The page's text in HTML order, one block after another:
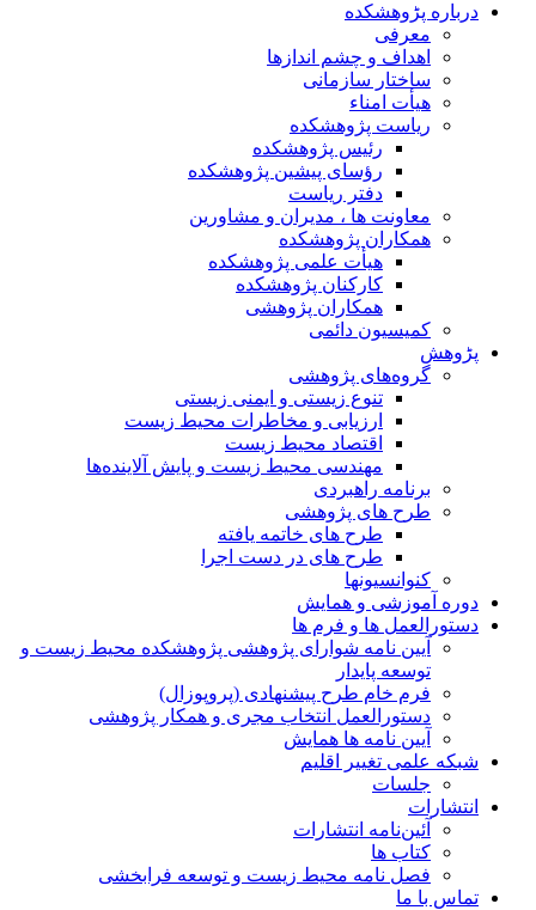
درباره پڑوهشکده
معرفی
اهداف و چشم اندازها
ساختار سازمانی
هیأت امناء
ریاست پژوهشکده
رئیس پژوهشکده
رؤسای پیشین پژوهشکده
دفتر ریاست
معاونت ها ، مدیران و مشاورین
همکاران پژوهشکده
هیأت علمی پژوهشکده
کارکنان پژوهشکده
همکاران پژوهشی
کمیسیون دائمی
پڑوهش
گروه‌های پژوهشی
تنوع زیستی و ایمنی زیستی
ارزیابی و مخاطرات محیط زیست
اقتصاد محیط زیست
مهندسی محیط زیست و پایش آلاینده‌ها
برنامه راهبردی
طرح های پژوهشی
طرح های خاتمه یافته
طرح های در دست اجرا
کنوانسیونها
دوره آموزشی و همایش
دستورالعمل ها و فرم ها
آیین نامه شوارای پژوهشی پژوهشکده محیط زیست و
توسعه پایدار
فرم خام طرح پیشنهادی (پروپوزال)
دستورالعمل انتخاب مجری و همکار پژوهشی
آیین نامه ها همایش
شبکه علمی تغییر اقلیم
جلسات
انتشارات
آئین‌نامه انتشارات
کتاب ها
فصل نامه محیط زیست و توسعه فرابخشی
تماس با ما